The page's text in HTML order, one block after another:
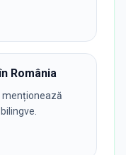
România
menționează